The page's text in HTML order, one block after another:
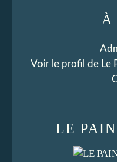
LE
À
Voir le profil de Le